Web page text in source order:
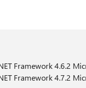
Framework 4.6.2
Framework 4.7.2